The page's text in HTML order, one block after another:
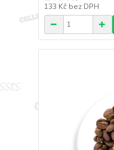
133 Kč bez DPH